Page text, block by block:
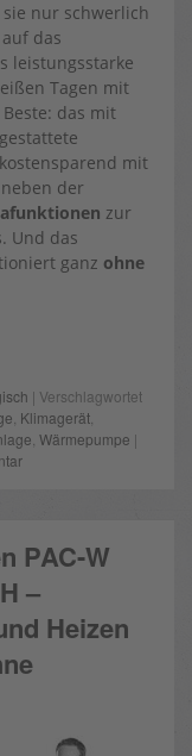
nur schwerlich
das
leistungsstarke
Tagen mit
Beste: das mit
mit
der
zur
Und das
ganz ohne
| Verschlagwortet
Klimagerät,
Wärmepumpe |
PAC-W
–
Heizen